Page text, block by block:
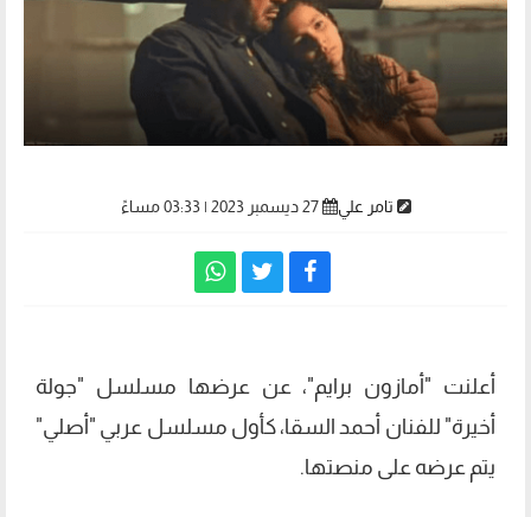
تامر علي 27 ديسمبر 2023 | 03:33 مساءً
أعلنت "أمازون برايم"، عن عرضها مسلسل "جولة
أخيرة" للفنان أحمد السقا، كأول مسلسل عربي "أصلي"
يتم عرضه على منصتها.